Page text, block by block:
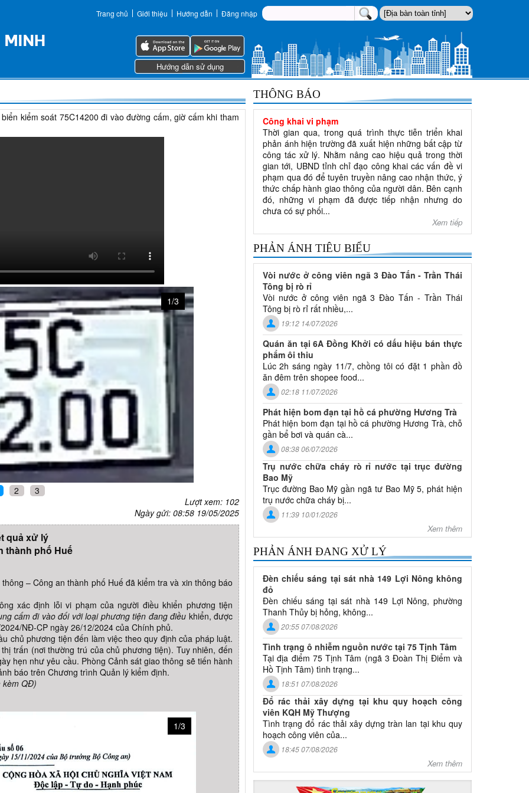
Trang chủ Giới thiệu Hướng dẫn Đăng nhập
Hướng dẫn sử dụng
kiểm soát 75C14200 đi vào đường cấm, giờ cấm khi tham
1/3
2
3
Lượt xem: 102
Ngày gửi: 08:58 19/05/2025
quả xử lý
thành phố Huế
– Công an thành phố Huế đã kiểm tra và xin thông báo
xác định lỗi vi phạm của người điều khiển phương tiện
cấm đi vào đối với loại phương tiện đang điều khiển, được
NĐ-CP ngày 26/12/2024 của Chính phủ.
chủ phương tiện đến làm việc theo quy định của pháp luật.
trấn (nơi thường trú của chủ phương tiện). Tuy nhiên, đến
hẹn như yêu cầu. Phòng Cảnh sát giao thông sẽ tiến hành
báo trên Chương trình Quản lý kiểm định.
QĐ)
1/3
THÔNG BÁO
Công khai vi phạm
Thời gian qua, trong quá trình thực tiễn triển khai
phản ánh hiện trường đã xuất hiện những bất cập từ
công tác xử lý. Nhằm nâng cao hiệu quả trong thời
gian tới, UBND tỉnh chỉ đạo công khai các vấn đề vi
phạm qua đó để tuyên truyền nâng cao nhận thức, ý
thức chấp hành giao thông của người dân. Bên cạnh
đó, những vi phạm đã được tiếp nhận nhưng do
chưa có sự phối...
Xem tiếp
PHẢN ÁNH TIÊU BIỂU
Vòi nước ở công viên ngã 3 Đào Tấn - Trần Thái
Tông bị rò rỉ
Vòi nước ở công viên ngã 3 Đào Tấn - Trần Thái
Tông bị rò rỉ rất nhiều,...
19:12 14/07/2026
Quán ăn tại 6A Đồng Khởi có dấu hiệu bán thực
phẩm ôi thiu
Lúc 2h sáng ngày 11/7, chồng tôi có đặt 1 phần đồ
ăn đêm trên shopee food...
02:18 11/07/2026
Phát hiện bom đạn tại hồ cá phường Hương Trà
Phát hiện bom đạn tại hồ cá phường Hương Trà, chỗ
gần bể bơi và quán cà...
08:38 06/07/2026
Trụ nước chữa cháy rò rỉ nước tại trục đường
Bao Mỹ
Trục đường Bao Mỹ gần ngã tư Bao Mỹ 5, phát hiện
trụ nước chữa cháy bị...
11:39 10/01/2026
Xem thêm
PHẢN ÁNH ĐANG XỬ LÝ
Đèn chiếu sáng tại sát nhà 149 Lợi Nông không
đỏ
Đèn chiếu sáng tại sát nhà 149 Lợi Nông, phường
Thanh Thủy bị hỏng, không...
20:55 07/08/2026
Tình trạng ô nhiễm nguồn nước tại 75 Tịnh Tâm
Tại địa điểm 75 Tịnh Tâm (ngã 3 Đoàn Thị Điểm và
Hồ Tịnh Tâm) tình trạng...
18:51 07/08/2026
Đổ rác thải xây dựng tại khu quy hoạch công
viên KQH Mỹ Thượng
Tình trạng đổ rác thải xây dựng tràn lan tại khu quy
hoạch công viên của...
18:45 07/08/2026
Xem thêm